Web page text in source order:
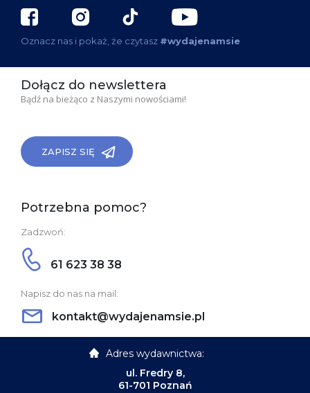
Oznacz nas i pokaż, że czytasz #wydajenamsie
Dołącz do newslettera
Bądź na bieżąco z Naszymi nowościami!
ZAPISZ SIĘ
Potrzebna pomoc?
Zadzwoń:
61 623 38 38
Napisz do nas na mail:
kontakt@wydajenamsie.pl
Adres wydawnictwa:
ul. Fredry 8,
61-701 Poznań